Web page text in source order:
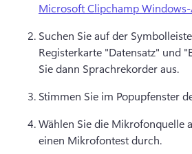
Microsoft Clipchamp
Suchen Sie auf der
Registerkarte "Datensatz" und
Sie dann Sprachrekorder aus.
Wählen Sie die Mikrofonquelle
einen Mikrofontest durch.